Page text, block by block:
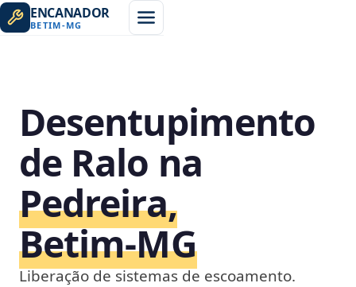
ENCANADOR
BETIM-MG
Desentupimento
de Ralo na
Pedreira,
Betim‑MG
Liberação de sistemas de escoamento.